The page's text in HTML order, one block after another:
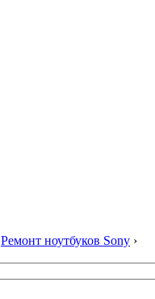
Ремонт ноутбуков Sony ›